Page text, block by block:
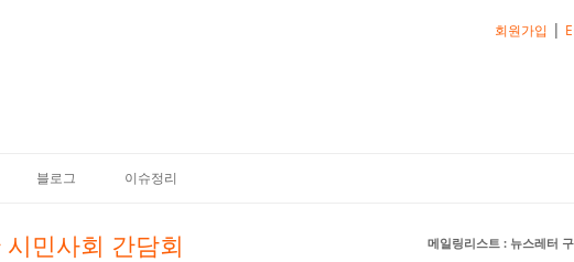
블로그 이슈정리
회원가입 |
민사회 간담회 메일링리스트 : 뉴스레터